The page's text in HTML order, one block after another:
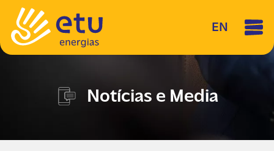
EN
Notícias e Media